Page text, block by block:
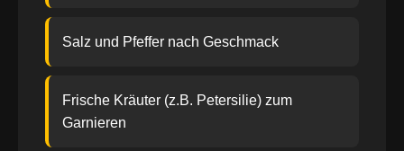
Salz und Pfeffer nach Geschmack
Frische Kräuter (z.B. Petersilie) zum
Garnieren